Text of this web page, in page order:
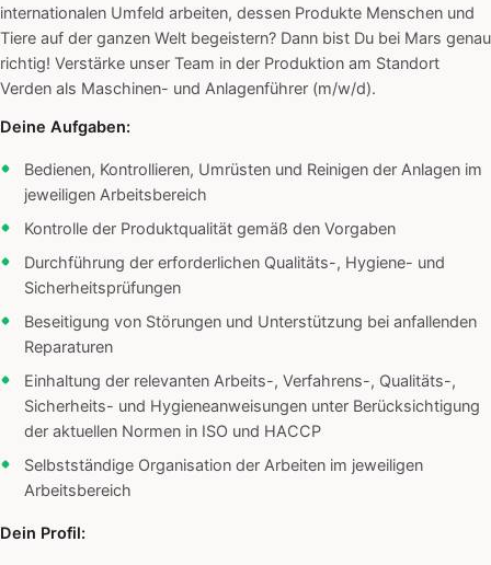
internationalen Umfeld arbeiten, dessen Produkte Menschen und
Tiere auf der ganzen Welt begeistern? Dann bist Du bei Mars genau
richtig! Verstärke unser Team in der Produktion am Standort
Verden als Maschinen- und Anlagenführer (m/w/d).
Deine Aufgaben:
Bedienen, Kontrollieren, Umrüsten und Reinigen der Anlagen im
jeweiligen Arbeitsbereich
Kontrolle der Produktqualität gemäß den Vorgaben
Durchführung der erforderlichen Qualitäts-, Hygiene- und
Sicherheitsprüfungen
Beseitigung von Störungen und Unterstützung bei anfallenden
Reparaturen
Einhaltung der relevanten Arbeits-, Verfahrens-, Qualitäts-,
Sicherheits- und Hygieneanweisungen unter Berücksichtigung
der aktuellen Normen in ISO und HACCP
Selbstständige Organisation der Arbeiten im jeweiligen
Arbeitsbereich
Dein Profil: